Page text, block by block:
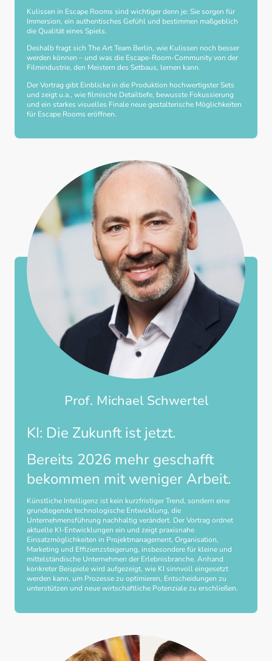
Kulissen in Escape Rooms sind wichtiger denn je: Sie sorgen für
Immersion, ein authentisches Gefühl und bestimmen maßgeblich
die Qualität eines Spiels.
Deshalb fragt sich The Art Team Berlin, wie Kulissen noch besser
werden können – und was die Escape-Room-Community von der
Filmindustrie, den Meistern des Setbaus, lernen kann.
Der Vortrag gibt Einblicke in die Produktion hochwertigster Sets
und zeigt u.a., wie filmische Detailtiefe, bewusste Fokussierung
und ein starkes visuelles Finale neue gestalterische Möglichkeiten
für Escape Rooms eröffnen.
Prof. Michael Schwertel
KI: Die Zukunft ist jetzt.
Bereits 2026 mehr geschafft
bekommen mit weniger Arbeit.
Künstliche Intelligenz ist kein kurzfristiger Trend, sondern eine
grundlegende technologische Entwicklung, die
Unternehmensführung nachhaltig verändert. Der Vortrag ordnet
aktuelle KI-Entwicklungen ein und zeigt praxisnahe
Einsatzmöglichkeiten in Projektmanagement, Organisation,
Marketing und Effizienzsteigerung, insbesondere für kleine und
mittelständische Unternehmen der Erlebnisbranche. Anhand
konkreter Beispiele wird aufgezeigt, wie KI sinnvoll eingesetzt
werden kann, um Prozesse zu optimieren, Entscheidungen zu
unterstützen und neue wirtschaftliche Potenziale zu erschließen.